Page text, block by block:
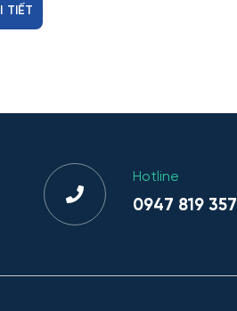
TIẾT
Hotline
0947 819 357